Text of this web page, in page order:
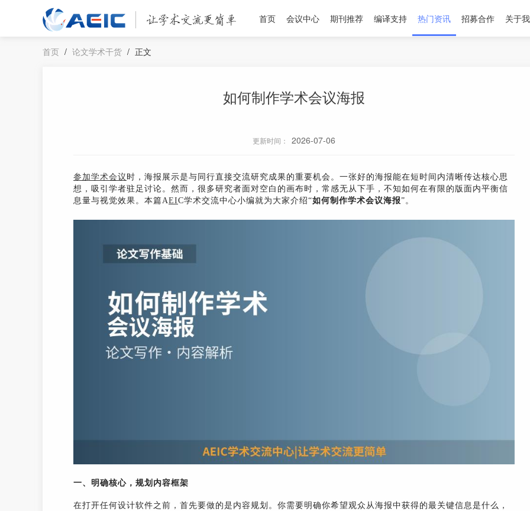
首页 会议中心 期刊推荐 编译支持 热门资讯 招募合作 关于
首页 / 论文学术干货 / 正文
如何制作学术会议海报
更新时间： 2026-07-06
参加学术会议 时，海报展示是与同行直接交流研究成果的重要机会。一张好的海报能在短时间内清晰传达核心思
想，吸引学者驻足讨论。然而，很多研究者面对空白的画布时，常感无从下手，不知如何在有限的版面内平衡信
息量与视觉效果。本篇AEIC学术交流中心小编就为大家介绍“如何制作学术会议海报”。
一、明确核心，规划内容框架
在打开任何设计软件之前，首先要做的是内容规划。你需要明确你希望观众从海报中获得的最关键信息是什么，